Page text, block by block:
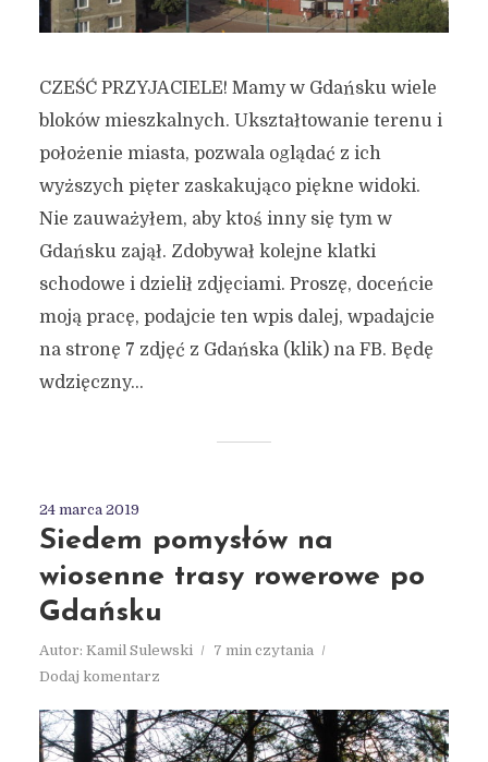
CZEŚĆ PRZYJACIELE! Mamy w Gdańsku wiele
bloków mieszkalnych. Ukształtowanie terenu i
położenie miasta, pozwala oglądać z ich
wyższych pięter zaskakująco piękne widoki.
Nie zauważyłem, aby ktoś inny się tym w
Gdańsku zajął. Zdobywał kolejne klatki
schodowe i dzielił zdjęciami. Proszę, doceńcie
moją pracę, podajcie ten wpis dalej, wpadajcie
na stronę 7 zdjęć z Gdańska (klik) na FB. Będę
wdzięczny...
24 marca 2019
Siedem pomysłów na
wiosenne trasy rowerowe po
Gdańsku
Autor: Kamil Sulewski
7 min czytania
Dodaj komentarz